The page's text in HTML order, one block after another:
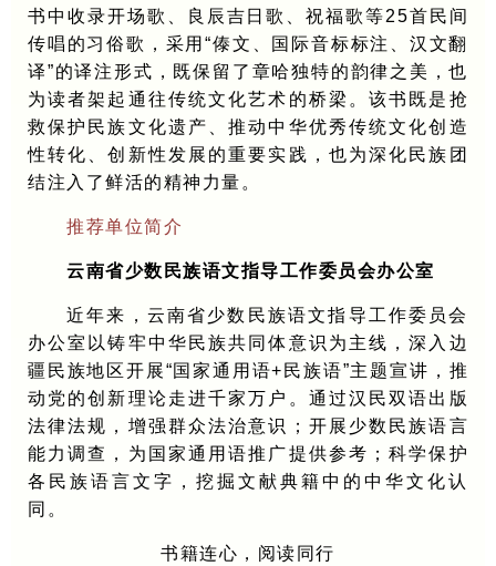
书中收录开场歌、良辰吉日歌、祝福歌等25首民间
传唱的习俗歌，采用“傣文、国际音标标注、汉文翻
译”的译注形式，既保留了章哈独特的韵律之美，也
为读者架起通往传统文化艺术的桥梁。该书既是抢
救保护民族文化遗产、推动中华优秀传统文化创造
性转化、创新性发展的重要实践，也为深化民族团
结注入了鲜活的精神力量。
推荐单位简介
云南省少数民族语文指导工作委员会办公室
近年来，云南省少数民族语文指导工作委员会
办公室以铸牢中华民族共同体意识为主线，深入边
疆民族地区开展“国家通用语+民族语”主题宣讲，推
动党的创新理论走进千家万户。通过汉民双语出版
法律法规，增强群众法治意识；开展少数民族语言
能力调查，为国家通用语推广提供参考；科学保护
各民族语言文字，挖掘文献典籍中的中华文化认
同。
书籍连心，阅读同行